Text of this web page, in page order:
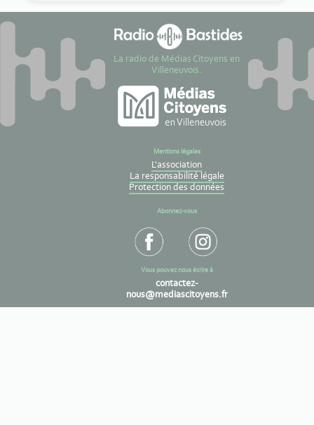
La radio de Médias Citoyens en
Villeneuvois.
Mentions légales
L'association
La responsabilité légale
Protection des données
Abonnez-vous
Vous pouvez nous écrire à
contactez-
nous@mediascitoyens.fr